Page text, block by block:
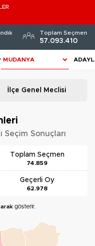
Toplam Seçmen
57.093.410
İlçe Genel Meclisi
Seçim Sonuçları
Toplam Seçmen
74.859
Geçerli Oy
62.978
gösterir.